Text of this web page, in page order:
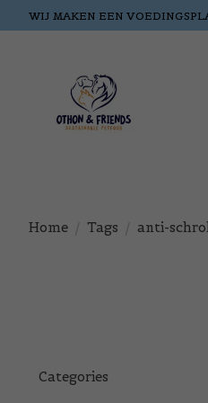
WIJ MAKEN EEN
Home Tags anti-
Categories